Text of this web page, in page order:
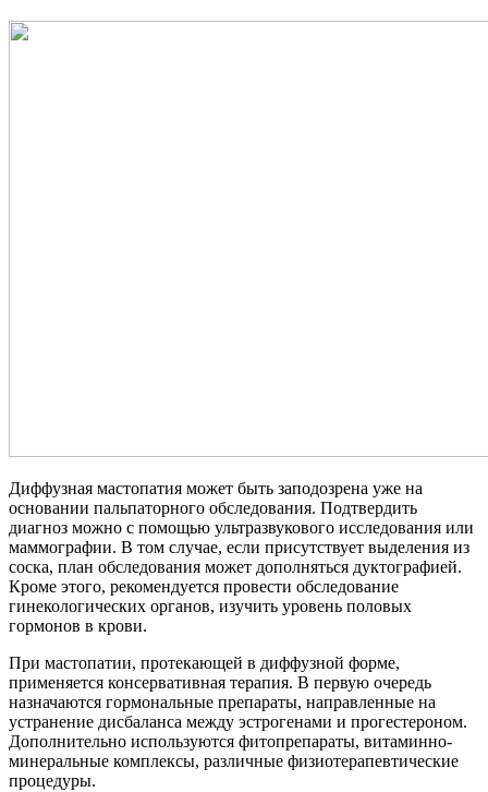
Диффузная мастопатия может быть заподозрена уже на
основании пальпаторного обследования. Подтвердить
диагноз можно с помощью ультразвукового исследования или
маммографии. В том случае, если присутствует выделения из
соска, план обследования может дополняться дуктографией.
Кроме этого, рекомендуется провести обследование
гинекологических органов, изучить уровень половых
гормонов в крови.
При мастопатии, протекающей в диффузной форме,
применяется консервативная терапия. В первую очередь
назначаются гормональные препараты, направленные на
устранение дисбаланса между эстрогенами и прогестероном.
Дополнительно используются фитопрепараты, витаминно-
минеральные комплексы, различные физиотерапевтические
процедуры.